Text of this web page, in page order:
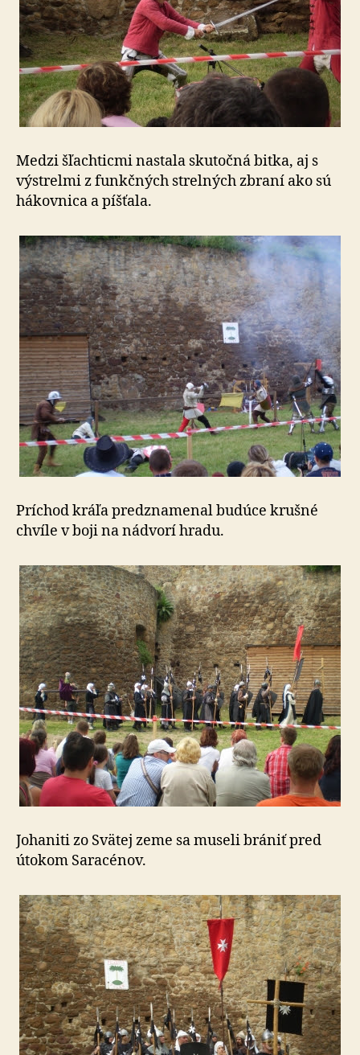
Medzi šľachticmi nastala skutočná bitka, aj s
výstrelmi z funkčných strelných zbraní ako sú
hákovnica a píšťala.
Príchod kráľa predznamenal budúce krušné
chvíle v boji na nádvorí hradu.
Johaniti zo Svätej zeme sa museli brániť pred
útokom Saracénov.